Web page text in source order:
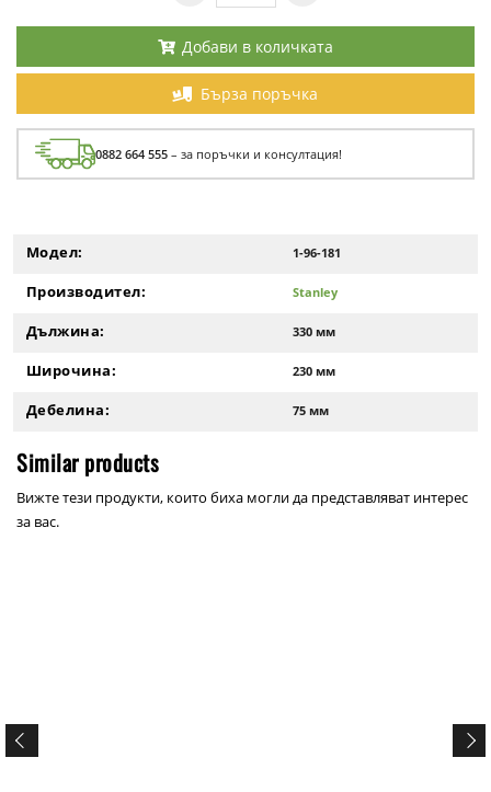
Добави в количката
Бърза поръчка
0882 664 555 – за поръчки и консултация!
Модел: 1-96-181
Производител: Stanley
Дължина: 330 мм
Широчина: 230 мм
Дебелина: 75 мм
Similar products
Вижте тези продукти, които биха могли да представляват интерес
за вас.